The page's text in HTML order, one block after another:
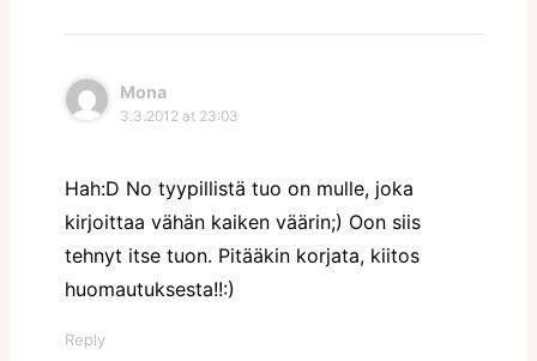
Mona
3.3.2012 at 23:03
Hah:D No tyypillistä tuo on mulle, joka
kirjoittaa vähän kaiken väärin;) Oon siis
tehnyt itse tuon. Pitääkin korjata, kiitos
huomautuksesta!!:)
Reply